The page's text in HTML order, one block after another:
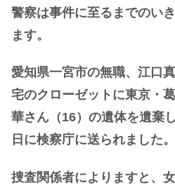
警察は事件に至るまでのい
ます。
愛知県一宮市の無職、江口
宅のクローゼットに東京・
華さん（16）の遺体を遺棄
日に検察庁に送られました。
捜査関係者によりますと、